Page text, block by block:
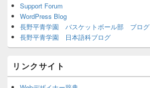
Support Forum
WordPress Blog
長野平青学園 バスケットボール部 ブログ
長野平青学園 日本語科ブログ
リンクサイト